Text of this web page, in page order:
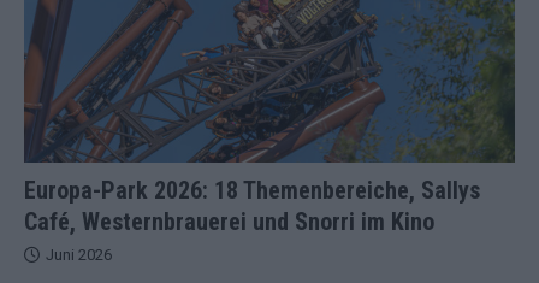
Europa-Park 2026: 18 Themenbereiche, Sallys
Café, Westernbrauerei und Snorri im Kino
Juni 2026